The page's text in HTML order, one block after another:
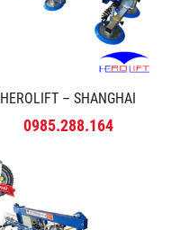
HEROLIFT – SHANGHAI
0985.288.164